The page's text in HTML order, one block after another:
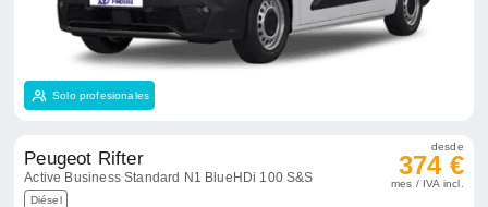
Solo profesionales
Peugeot Rifter
Active Business Standard N1 BlueHDi 100 S&S
Diésel
desde
374 €
mes / IVA incl.